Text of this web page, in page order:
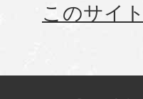
このサイ